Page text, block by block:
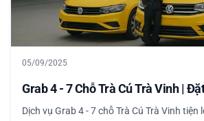
05/09/2025
Grab 4 - 7 Chỗ Trà Cú Trà Vinh |
Dịch vụ Grab 4 - 7 chỗ Trà Cú Trà Vinh tiện